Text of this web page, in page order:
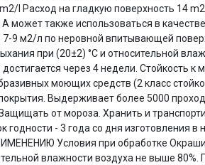
l Расход на гладкую поверхность 14
может также использоваться в
9 м2/л по неровной впитывающей
при (20±2) °C и относительной
через 4 недели. Стойкость
моющих средств (2 класс
Выдерживает более 5000
от мороза. Хранить и
годности - 3 года со дня изготовления
Условия при обработке
влажности воздуха не выше
об оплате Плайтом
25
Остались вопросы?
8 800 302-02-51